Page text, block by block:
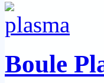
Boule